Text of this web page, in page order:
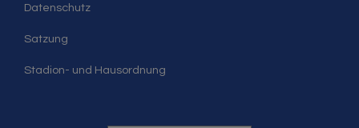
Datenschutz
Satzung
Stadion- und Hausordnung